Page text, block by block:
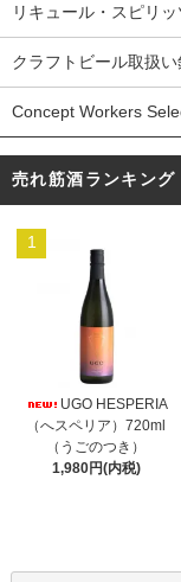
リキュール・スピリ
クラフトビール取扱
Concept Workers
売れ筋酒ランキング
1
UGO HESPERIA
（へスペリア）720ml
（うごのつき）
1,980円(内税)